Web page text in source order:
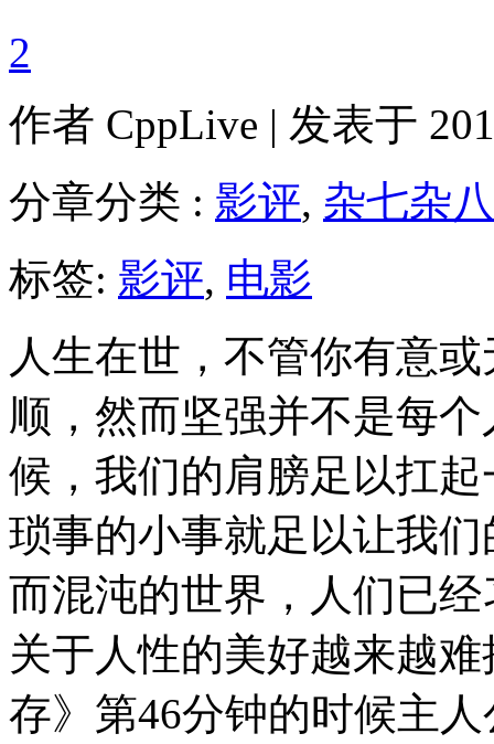
2
作者 CppLive | 发表于
分章分类 : 影评, 杂七杂八
标签: 影评, 电影
人生在世，不管你有意
顺，然而坚强并不是每
候，我们的肩膀足以扛
琐事的小事就足以让我
而混沌的世界，人们已
关于人性的美好越来越
存》第46分钟的时候主